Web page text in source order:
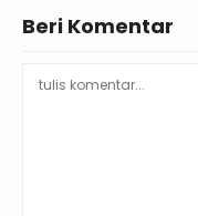
Beri Komentar